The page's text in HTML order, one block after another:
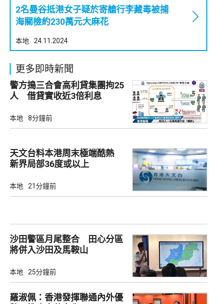
2名曼谷抵港女子疑於寄艙行李藏毒被捕
海關檢約230萬元大麻花
本地 24.11.2024
更多即時新聞
警方搗三合會高利貸集團拘25
人 借貸實收近3倍利息
本地 8分鐘前
天文台料本港周末極端酷熱
新界局部36度或以上
本地 21分鐘前
沙田警區月尾整合 田心分區
將併入沙田及馬鞍山
本地 25分鐘前
羅淑佩：香港發揮聯通內外優